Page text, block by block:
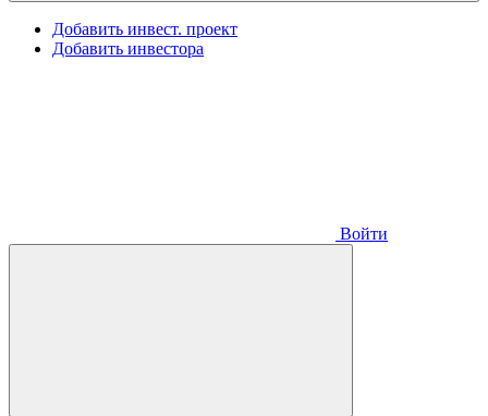
Добавить инвест. проект
Добавить инвестора
Войти